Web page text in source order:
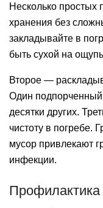
Несколько простых
хранения без
закладывайте в
быть сухой на
Второе —
Один подпорченный
десятки других.
чистоту в погребе.
мусор привлекают
инфекции.
Профилактика